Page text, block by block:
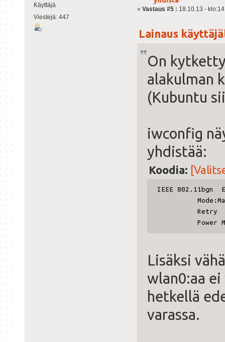
Käyttäjä
Viestejä: 447
« Vastaus #5 : 18.10.13 -
Lainaus
On
alakulman
(Kubuntu
iwconfig
yhdistää:
Koodia:
Lisäksi
wlan0:aa
hetkellä
varassa.